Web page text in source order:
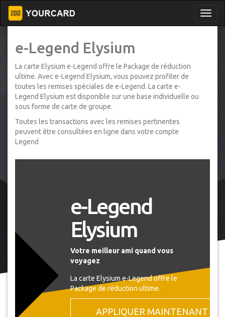
e-Legend Elysium
La carte Elysium e-Legend offre le Package de réduction
ultime. Avec e-Legend Elysium, vous pouvez profiter de
toutes les remises spéciales de e-Legend. La carte e-
Legend Elysium est disponible sur une base individuelle ou
sous forme de carte de groupe.
Toutes les transactions avec les remises pertinentes
peuvent être consultées en ligne dans votre compte
Legend
e-Legend
Elysium
Votre meilleur ami quand vous
voyagez
La carte Elysium e-Legend offre le
Package de réduction ultime.
APPLIQUER MAINTENANT